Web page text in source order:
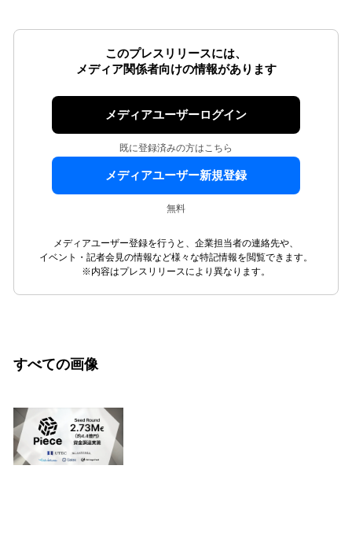
このプレスリリースには、
メディア関係者向けの情報があります
メディアユーザーログイン
既に登録済みの方はこちら
メディアユーザー新規登録
無料
メディアユーザー登録を行うと、企業担当者の連絡先や、
イベント・記者会見の情報など様々な特記情報を閲覧できます。
※内容はプレスリリースにより異なります。
すべての画像